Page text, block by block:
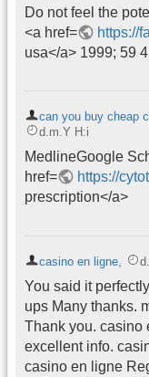
Do not feel the
<a href=
https://
usa</a> 1999; 59
can you buy cheap
d.m.Y H:i
MedlineGoogle
href=
https://
prescription</a>
casino en ligne
You said it
ups Many thanks.
Thank you. casino
excellent info.
casino en ligne